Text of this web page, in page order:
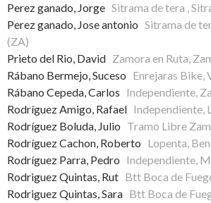
Perez ganado, Jorge Sitrama de tera ,
Perez ganado, Jose antonio Sitrama de
(ZA)
Prieto del Rio, David Zamora en Ruta,
Rábano Bermejo, Suceso Enrejaras Bike,
Rábano Cepeda, Carlos Independiente,
Rodríguez Amigo, Rafael Independiente,
Rodríguez Boluda, Julio Tramo Libre
Rodríguez Cachon, Roberto Lopenta,
Rodríguez Parra, Pedro Independiente,
Rodriguez Quintas, Rut Btt Boca de
Rodriguez Quintas, Sara Btt Boca de